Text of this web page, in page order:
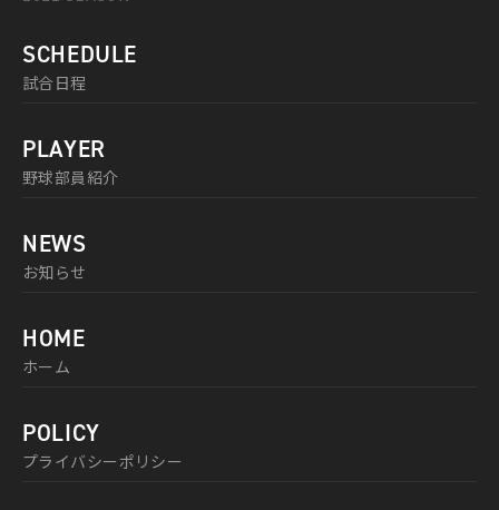
SCHEDULE
試合日程
PLAYER
野球部員紹介
NEWS
お知らせ
HOME
ホーム
POLICY
プライバシーポリシー